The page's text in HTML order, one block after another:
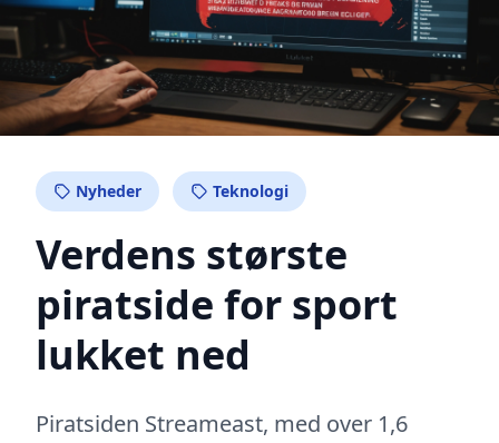
Nyheder Teknologi
Verdens største
piratside for sport
lukket ned
Piratsiden Streameast, med over 1,6